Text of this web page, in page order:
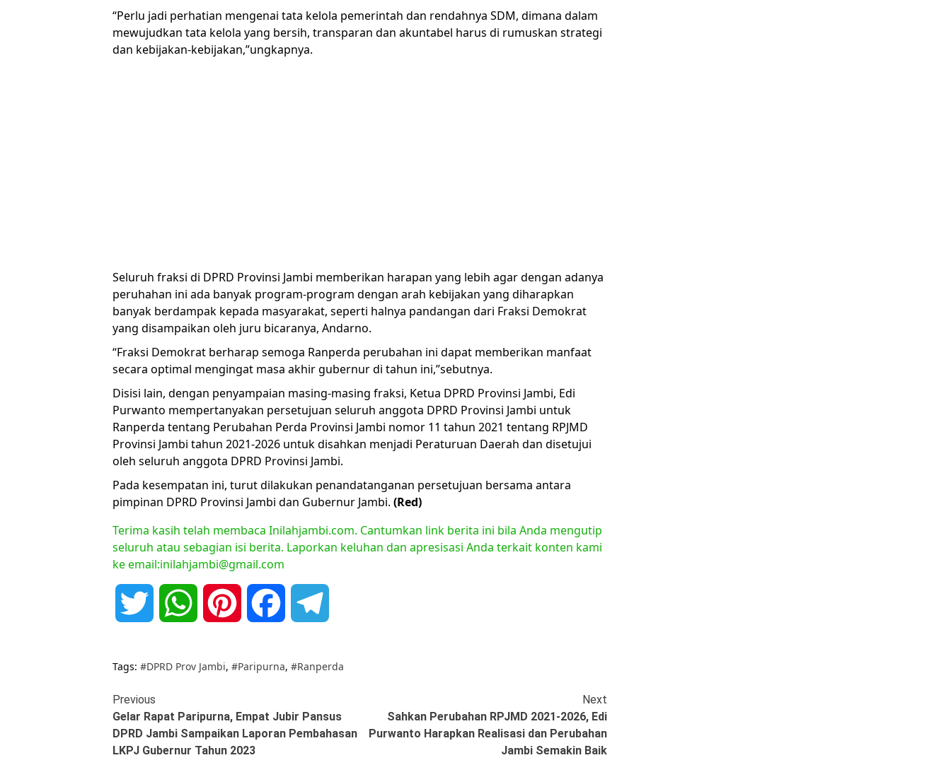
“Perlu jadi perhatian mengenai tata kelola pemerintah dan rendahnya SDM, dimana dalam
mewujudkan tata kelola yang bersih, transparan dan akuntabel harus di rumuskan strategi
dan kebijakan-kebijakan,”ungkapnya.
Seluruh fraksi di DPRD Provinsi Jambi memberikan harapan yang lebih agar dengan adanya
peruhahan ini ada banyak program-program dengan arah kebijakan yang diharapkan
banyak berdampak kepada masyarakat, seperti halnya pandangan dari Fraksi Demokrat
yang disampaikan oleh juru bicaranya, Andarno.
“Fraksi Demokrat berharap semoga Ranperda perubahan ini dapat memberikan manfaat
secara optimal mengingat masa akhir gubernur di tahun ini,”sebutnya.
Disisi lain, dengan penyampaian masing-masing fraksi, Ketua DPRD Provinsi Jambi, Edi
Purwanto mempertanyakan persetujuan seluruh anggota DPRD Provinsi Jambi untuk
Ranperda tentang Perubahan Perda Provinsi Jambi nomor 11 tahun 2021 tentang RPJMD
Provinsi Jambi tahun 2021-2026 untuk disahkan menjadi Peraturuan Daerah dan disetujui
oleh seluruh anggota DPRD Provinsi Jambi.
Pada kesempatan ini, turut dilakukan penandatanganan persetujuan bersama antara
pimpinan DPRD Provinsi Jambi dan Gubernur Jambi.(Red)
Terima kasih telah membaca Inilahjambi.com. Cantumkan link berita ini bila Anda mengutip
seluruh atau sebagian isi berita. Laporkan keluhan dan apresisasi Anda terkait konten kami
ke email:inilahjambi@gmail.com
Twitter WhatsAppPinterest Facebook
Tags:#DPRD Prov Jambi,#Paripurna,#Ranperda
Continue
Reading
Previous
Gelar Rapat Paripurna, Empat Jubir Pansus
DPRD Jambi Sampaikan Laporan Pembahasan
LKPJ Gubernur Tahun 2023
Next
Sahkan Perubahan RPJMD 2021-2026, Edi
Purwanto Harapkan Realisasi dan Perubahan
Jambi Semakin Baik